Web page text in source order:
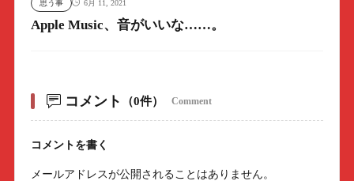
思う事 6月 11, 2021
Apple Music、音がいいな……。
コメント （0件） Comment
コメントを書く
メールアドレスが公開されることはありません。